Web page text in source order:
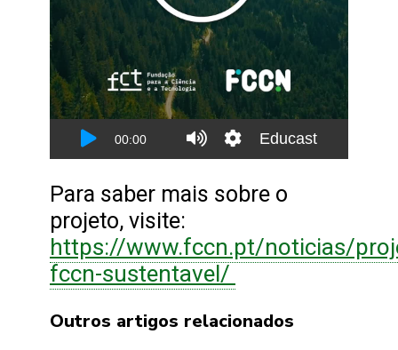
Para saber mais sobre o
projeto, visite:
https://www.fccn.pt/noticias/
fccn-sustentavel/
Outros artigos relacionados